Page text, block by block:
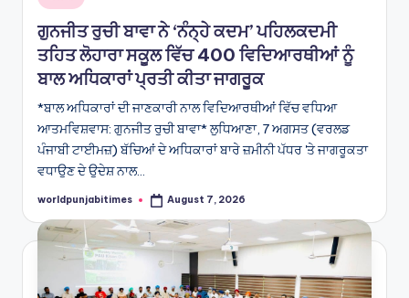
in
ਗੁਨਜੀਤ ਰੁਚੀ ਬਾਵਾ ਨੇ ‘ਨੰਨ੍ਹੇ ਕਦਮ’ ਪਹਿਲਕਦਮੀ
ਤਹਿਤ ਲੋਹਾਰਾ ਸਕੂਲ ਵਿੱਚ 400 ਵਿਦਿਆਰਥੀਆਂ ਨੂੰ
ਬਾਲ ਅਧਿਕਾਰਾਂ ਪ੍ਰਤੀ ਕੀਤਾ ਜਾਗਰੂਕ
*ਬਾਲ ਅਧਿਕਾਰਾਂ ਦੀ ਜਾਣਕਾਰੀ ਨਾਲ ਵਿਦਿਆਰਥੀਆਂ ਵਿੱਚ ਵਧਿਆ
ਆਤਮਵਿਸ਼ਵਾਸ: ਗੁਨਜੀਤ ਰੁਚੀ ਬਾਵਾ* ਲੁਧਿਆਣਾ, 7 ਅਗਸਤ (ਵਰਲਡ
ਪੰਜਾਬੀ ਟਾਈਮਜ਼) ਬੱਚਿਆਂ ਦੇ ਅਧਿਕਾਰਾਂ ਬਾਰੇ ਜ਼ਮੀਨੀ ਪੱਧਰ 'ਤੇ ਜਾਗਰੂਕਤਾ
ਵਧਾਉਣ ਦੇ ਉਦੇਸ਼ ਨਾਲ…
Posted
worldpunjabitimes August 7, 2026